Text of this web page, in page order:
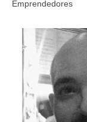
Emprendedores